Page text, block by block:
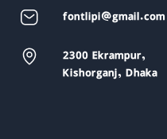
fontlipi@gmail.com
2300 Ekrampur,
Kishorganj, Dhaka